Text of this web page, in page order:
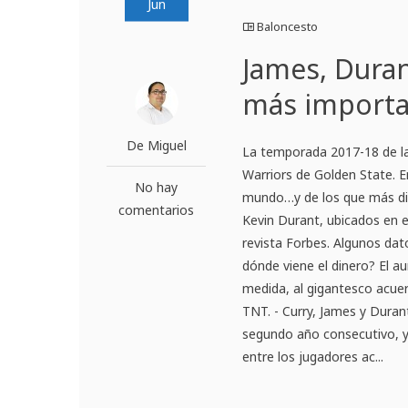
De Miguel
No hay
comentarios
Baloncesto
James,
más
La temporada 2017-18 de
Warriors de Golden State.
mundo…y de los que más
Kevin Durant, ubicados en
revista Forbes. Algunos
dónde viene el dinero? El
medida, al gigantesco
TNT. - Curry, James y
segundo año consecutivo,
entre los jugadores ac...